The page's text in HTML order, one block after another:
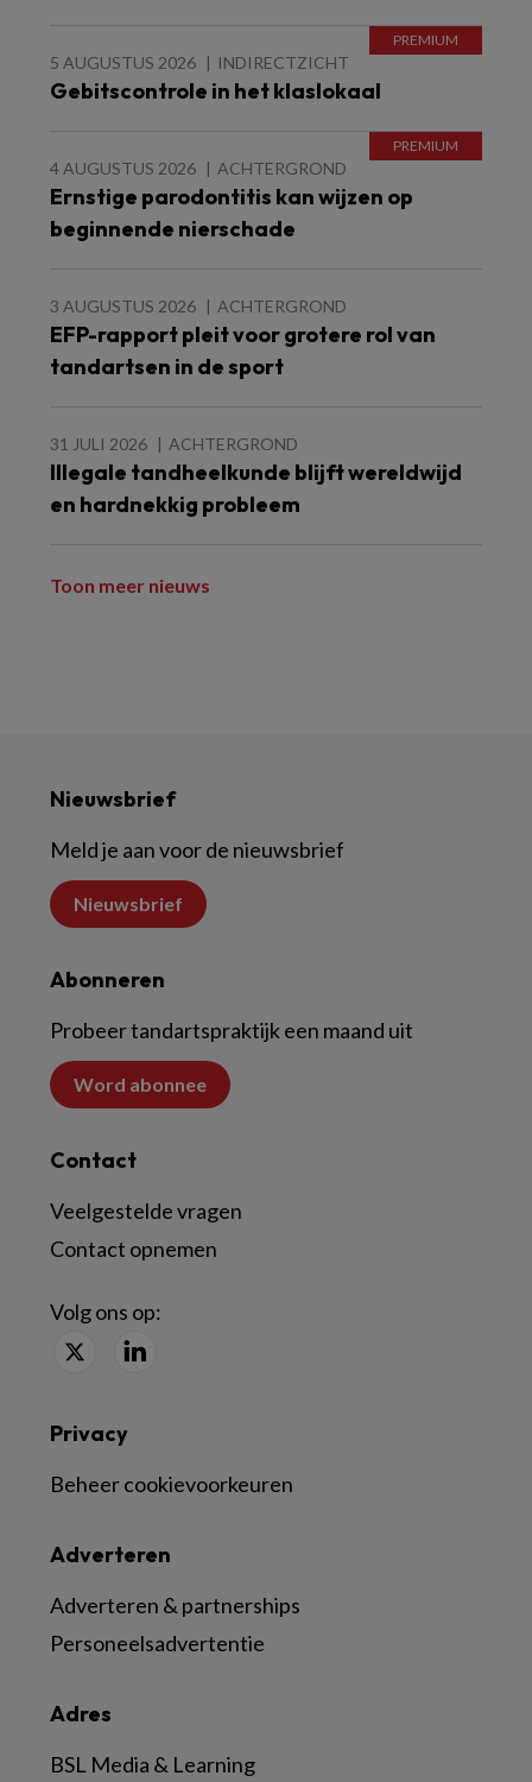
5 AUGUSTUS 2026 INDIRECTZICHT
Gebitscontrole in het klaslokaal
4 AUGUSTUS 2026 ACHTERGROND
Ernstige parodontitis kan wijzen op
beginnende nierschade
3 AUGUSTUS 2026 ACHTERGROND
EFP-rapport pleit voor grotere rol van
tandartsen in de sport
31 JULI 2026 ACHTERGROND
Illegale tandheelkunde blijft wereldwijd
en hardnekkig probleem
Toon meer nieuws
Nieuwsbrief
Meld je aan voor de nieuwsbrief
Nieuwsbrief
Abonneren
Probeer tandartspraktijk een maand uit
Word abonnee
Contact
Veelgestelde vragen
Contact opnemen
Volg ons op:
Adres
BSL Media & Learning
Adverteren
Adverteren & partnerships
Personeelsadvertentie
Privacy
Beheer cookievoorkeuren